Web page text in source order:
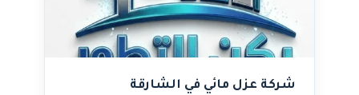
شركة عزل مائي في الشارقة